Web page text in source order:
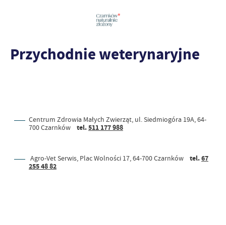
Przychodnie weterynaryjne
Centrum Zdrowia Małych Zwierząt, ul. Siedmiogóra 19A, 64-
700 Czarnków tel.511 177 988
Agro-Vet Serwis, Plac Wolności 17, 64-700 Czarnków tel.67
255 48 82